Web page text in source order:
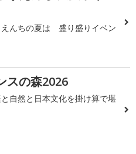
えんちの夏は 盛り盛りイベン
スの森2026
自然と日本文化を掛け算で堪